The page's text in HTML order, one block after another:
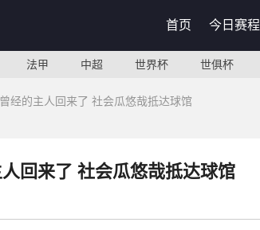
首页 今日赛程
法甲 中超 世界杯 世俱杯
经的主人回来了 社会瓜悠哉抵达球馆
回来了 社会瓜悠哉抵达球馆